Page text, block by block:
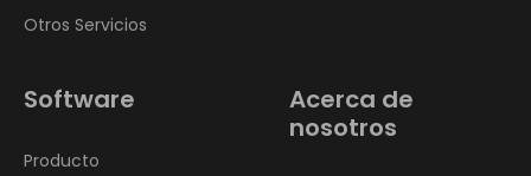
Otros Servicios
Software
Producto
Acerca de
nosotros